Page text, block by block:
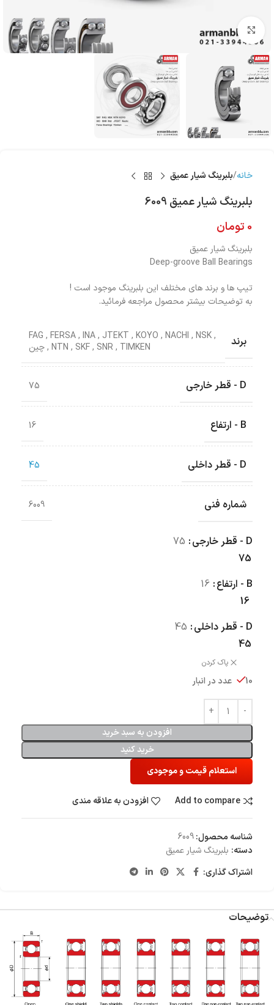
بزرگنمایی تصویر
خانه بلبرینگ شیار عمیق
بلبرینگ شیار عمیق 6009
0 تومان
بلبرینگ شیار عمیق
Deep-groove Ball Bearings
تیپ ها و برند های مختلف این بلبرینگ موجود است !
به توضیحات بیشتر محصول مراجعه فرمائید.
برند FAG , FERSA, INA, JTEKT , KOYO , NACHI , NSK,
NTN , SKF, SNR, TIMKEN
,چین
D - قطر خارجی 75
B - ارتفاع 16
D - قطر داخلی 45
شماره فنی 6009
D - قطر خارجی
75
75
B - ارتفاع
16
16
D - قطر داخلی
45
45
پاک کردن
10 عدد در انبار
افزودن به سبد خرید
خرید کنید
استعلام قیمت و موجودی
Add to compare افزودن به علاقه مندی
شناسه محصول:6009
دسته: بلبرینگ شیار عمیق
اشتراک گذاری:
توضیحات